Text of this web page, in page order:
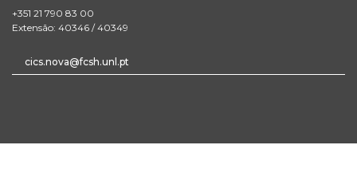
+351 21 790 83 00
Extensão: 40346 / 40349
cics.nova@fcsh.unl.pt